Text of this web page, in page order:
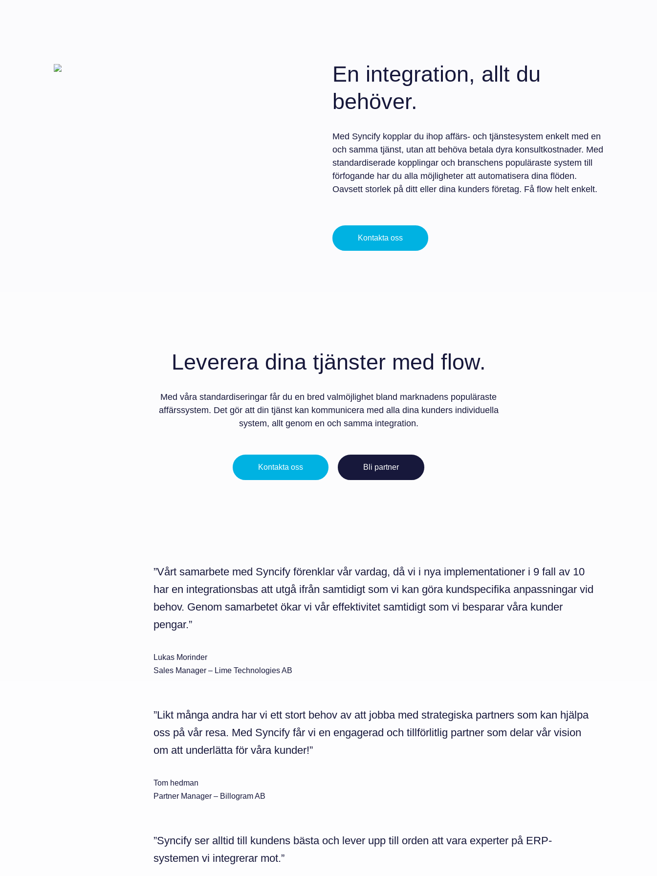
En integration, allt du
behöver.
Med Syncify kopplar du ihop affärs- och tjänstesystem enkelt med en
och samma tjänst, utan att behöva betala dyra konsultkostnader. Med
standardiserade kopplingar och branschens populäraste system till
förfogande har du alla möjligheter att automatisera dina flöden.
Oavsett storlek på ditt eller dina kunders företag. Få flow helt enkelt.
Kontakta oss
Leverera dina tjänster med flow.
Med våra standardiseringar får du en bred valmöjlighet bland marknadens populäraste
affärssystem. Det gör att din tjänst kan kommunicera med alla dina kunders individuella
system, allt genom en och samma integration.
Kontakta oss Bli partner
”Vårt samarbete med Syncify förenklar vår vardag, då vi i nya implementationer i 9 fall av 10
har en integrationsbas att utgå ifrån samtidigt som vi kan göra kundspecifika anpassningar vid
behov. Genom samarbetet ökar vi vår effektivitet samtidigt som vi besparar våra kunder
pengar.”
Lukas Morinder
Sales Manager – Lime Technologies AB
”Likt många andra har vi ett stort behov av att jobba med strategiska partners som kan hjälpa
oss på vår resa. Med Syncify får vi en engagerad och tillförlitlig partner som delar vår vision
om att underlätta för våra kunder!”
Tom hedman
Partner Manager – Billogram AB
”Syncify ser alltid till kundens bästa och lever upp till orden att vara experter på ERP-
systemen vi integrerar mot.”